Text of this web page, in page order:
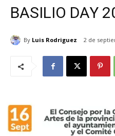
BASILIO DAY
By Luis Rodriguez 2 de